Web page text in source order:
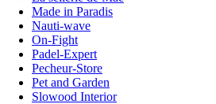
Made in Paradis
Nauti-wave
On-Fight
Padel-Expert
Pecheur-Store
Pet and Garden
Slowood Interior